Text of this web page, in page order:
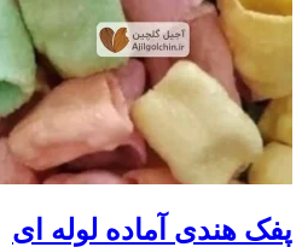
پفک هندی آماده لوله ای